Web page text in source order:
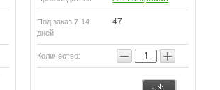
Под заказ 7-14
дней
47
Количество: − +